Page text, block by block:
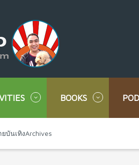
BOOKS
บันเทิงArchives